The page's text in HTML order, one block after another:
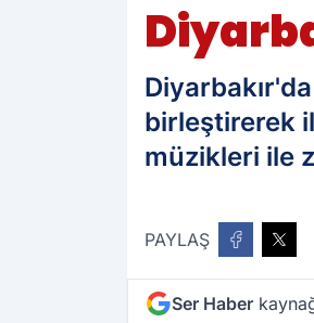
birleştirerek
müzikleri ile
PAYLAŞ
Ser Haber